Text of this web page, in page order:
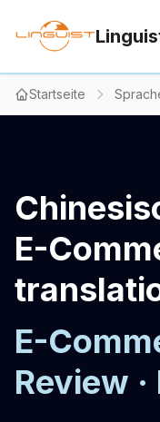
Startseite
E-
E-
Review